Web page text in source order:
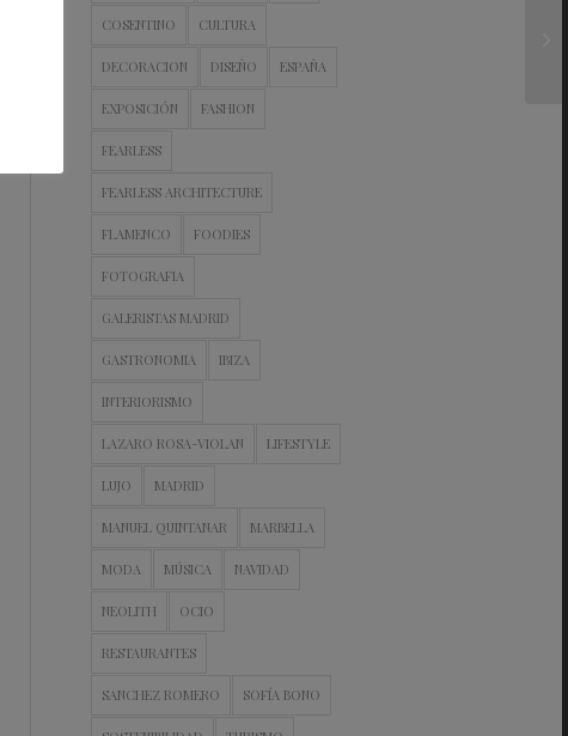
COSENTINO CULTURA
DECORACION DISEÑO ESPAÑA
EXPOSICIÓN FASHION
FEARLESS
FEARLESS ARCHITECTURE
FLAMENCO FOODIES
FOTOGRAFIA
GALERISTAS MADRID
GASTRONOMIA IBIZA
INTERIORISMO
LAZARO ROSA-VIOLAN LIFESTYLE
LUJO MADRID
MANUEL QUINTANAR MARBELLA
MODA MÚSICA NAVIDAD
NEOLITH OCIO
RESTAURANTES
SANCHEZ ROMERO SOFÍA BONO